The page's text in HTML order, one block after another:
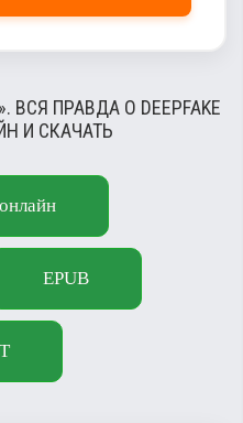
ВСЯ ПРАВДА О DEEPFAKE
И СКАЧАТЬ
EPUB